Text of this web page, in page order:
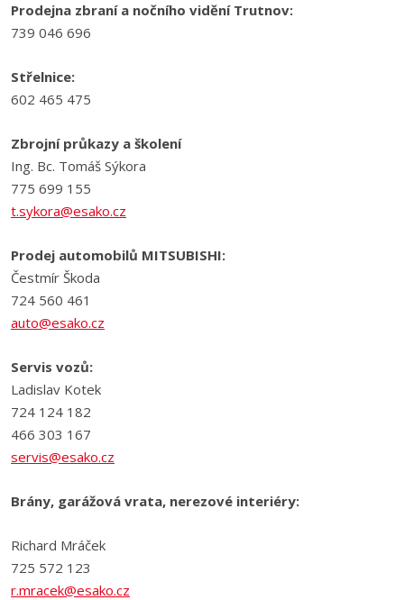
Prodejna zbraní a nočního vidění Trutnov:
739 046 696
Střelnice:
602 465 475
Zbrojní průkazy a školení
Ing. Bc. Tomáš Sýkora
775 699 155
t.sykora@esako.cz
Prodej automobilů MITSUBISHI:
Čestmír Škoda
724 560 461
auto@esako.cz
Servis vozů:
Ladislav Kotek
724 124 182
466 303 167
servis@esako.cz
Brány, garážová vrata, nerezové interiéry:
Richard Mráček
725 572 123
r.mracek@esako.cz